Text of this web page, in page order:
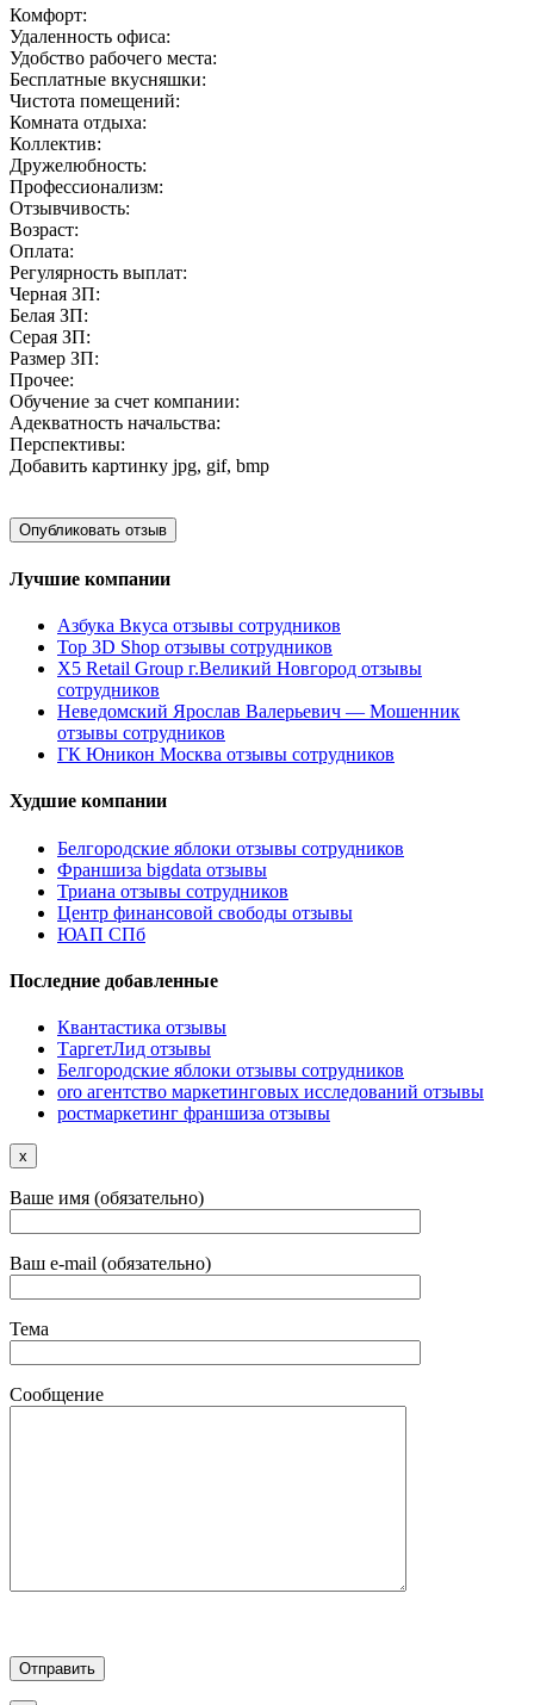
Комфорт:
Удаленность офиса:
Удобство рабочего места:
Бесплатные вкусняшки:
Чистота помещений:
Комната отдыха:
Коллектив:
Дружелюбность:
Профессионализм:
Отзывчивость:
Возраст:
Оплата:
Регулярность выплат:
Черная ЗП:
Белая ЗП:
Серая ЗП:
Размер ЗП:
Прочее:
Обучение за счет компании:
Адекватность начальства:
Перспективы:
Добавить картинку jpg, gif, bmp
Лучшие компании
Азбука Вкуса отзывы сотрудников
Top 3D Shop отзывы сотрудников
X5 Retail Group г.Великий Новгород отзывы
сотрудников
Неведомский Ярослав Валерьевич — Мошенник
отзывы сотрудников
ГК Юникон Москва отзывы сотрудников
Худшие компании
Белгородские яблоки отзывы сотрудников
Франшиза bigdata отзывы
Триана отзывы сотрудников
Центр финансовой свободы отзывы
ЮАП СПб
Последние добавленные
Квантастика отзывы
ТаргетЛид отзывы
Белгородские яблоки отзывы сотрудников
oro агентство маркетинговых исследований отзывы
ростмаркетинг франшиза отзывы
x
Ваше имя (обязательно)
Ваш e-mail (обязательно)
Тема
Сообщение